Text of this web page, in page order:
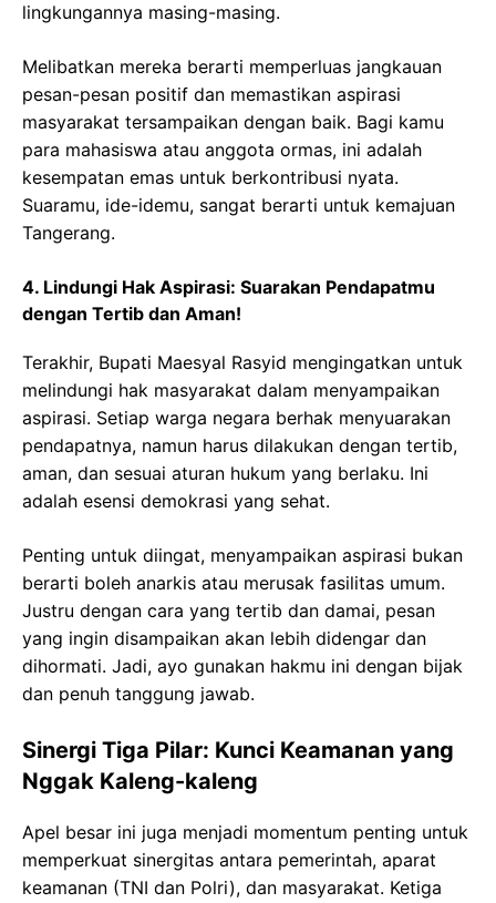
lingkungannya masing-masing.
Melibatkan mereka berarti memperluas jangkauan
pesan-pesan positif dan memastikan aspirasi
masyarakat tersampaikan dengan baik. Bagi kamu
para mahasiswa atau anggota ormas, ini adalah
kesempatan emas untuk berkontribusi nyata.
Suaramu, ide-idemu, sangat berarti untuk kemajuan
Tangerang.
4. Lindungi Hak Aspirasi: Suarakan Pendapatmu
dengan Tertib dan Aman!
Terakhir, Bupati Maesyal Rasyid mengingatkan untuk
melindungi hak masyarakat dalam menyampaikan
aspirasi. Setiap warga negara berhak menyuarakan
pendapatnya, namun harus dilakukan dengan tertib,
aman, dan sesuai aturan hukum yang berlaku. Ini
adalah esensi demokrasi yang sehat.
Penting untuk diingat, menyampaikan aspirasi bukan
berarti boleh anarkis atau merusak fasilitas umum.
Justru dengan cara yang tertib dan damai, pesan
yang ingin disampaikan akan lebih didengar dan
dihormati. Jadi, ayo gunakan hakmu ini dengan bijak
dan penuh tanggung jawab.
Sinergi Tiga Pilar: Kunci Keamanan yang
Nggak Kaleng-kaleng
Apel besar ini juga menjadi momentum penting untuk
memperkuat sinergitas antara pemerintah, aparat
keamanan (TNI dan Polri), dan masyarakat. Ketiga